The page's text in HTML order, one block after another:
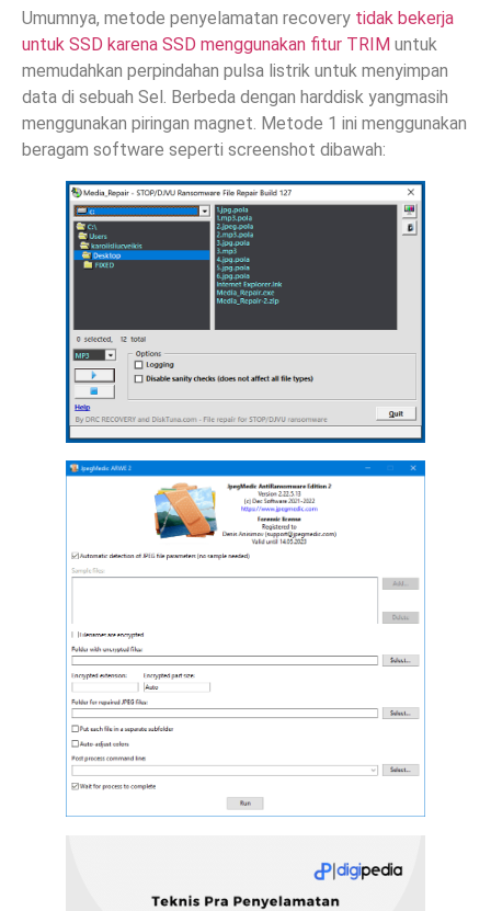
Umumnya, metode penyelamatan recovery tidak bekerja
untuk SSD karena SSD menggunakan fitur TRIM untuk
memudahkan perpindahan pulsa listrik untuk menyimpan
data di sebuah Sel. Berbeda dengan harddisk yangmasih
menggunakan piringan magnet. Metode 1 ini menggunakan
beragam software seperti screenshot dibawah: